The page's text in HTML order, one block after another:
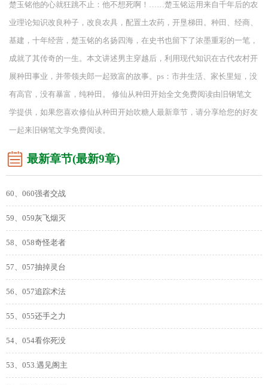
楚玉铭他的心就狂跳不止：他不想死啊！……楚玉铭运用来自千年后的农
业理论知识改良种子，改良农具，配置土农药，开垦梯田。种田、经商、
基建，十年经营，楚玉铭的名扬四海，在史书也留下了浓墨重彩的一笔，
成就了其传奇的一生。本文讲述男主穿越后，利用现代知识在古代农村开
展种田事业，并带领夫郎一起致富的故事。ps：市井生活、家长里短，没
有高官，没有暴富，纯种田。 修仙从种田开始全文免费阅读由旧钢笔文
学提供，如果您喜欢修仙从种田开始吹糖人最新章节，请分享给您的好友
一起来旧钢笔文学免费阅读。
最新章节(最新9章)
60、060强者交战
59、059灰飞烟灭
58、058奇怪老者
57、057抽掉灵台
56、057追踪术法
55、055还手之力
54、054看你死没
53、053.遇见阁主